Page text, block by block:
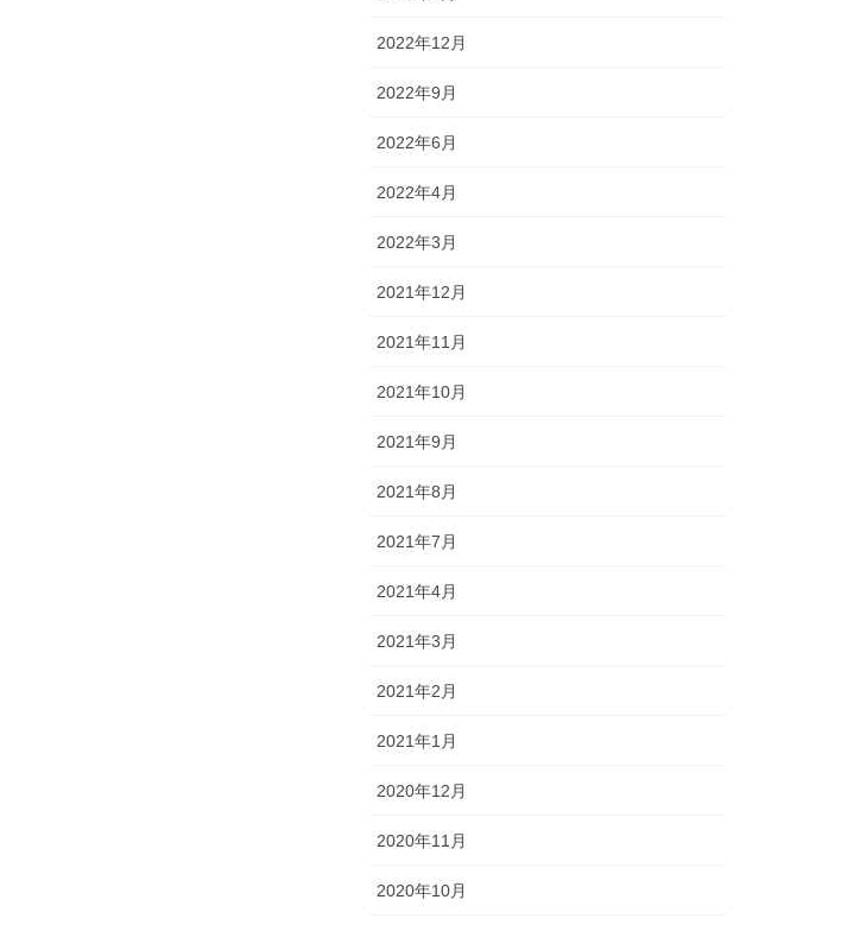
2022年12月
2022年9月
2022年6月
2022年4月
2022年3月
2021年12月
2021年11月
2021年10月
2021年9月
2021年8月
2021年7月
2021年4月
2021年3月
2021年2月
2021年1月
2020年12月
2020年11月
2020年10月